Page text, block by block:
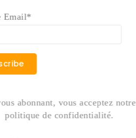
Email*
abonnant, vous acceptez notre
politique de confidentialité.